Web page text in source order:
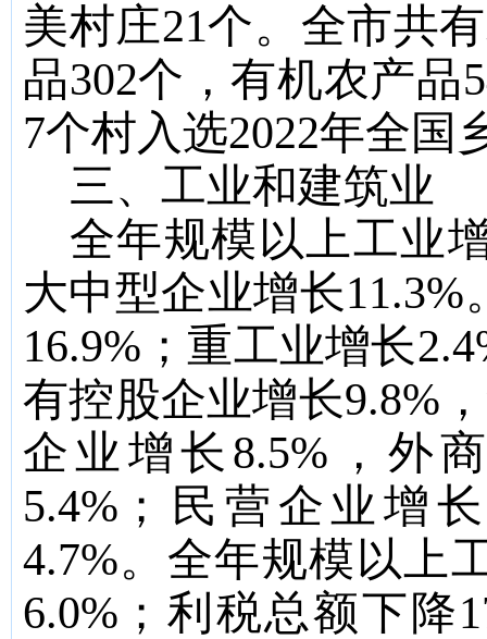
美村庄21个。 全市共
品302个，有机农产品
7个村入选2022年全国
三、工业和建筑业
全年规模以上工业
大中型企业增长11.3%
16.9% ；重工业增长
有控股企业增长9.8%
企业增长 8.5% ，外
5.4% ；民营企业增
4.7%。全年规模以上
6.0% ；利税总额下降